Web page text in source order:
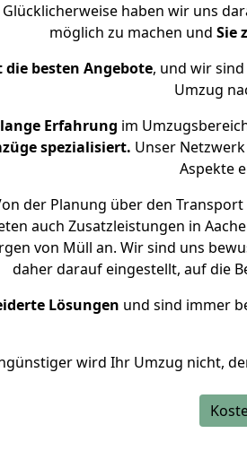
haben wir uns
möglich zu machen und Sie
besten Angebote, und wir
Umzug
Erfahrung im
spezialisiert. Unser
Aspekte
der Planung über den
auch Zusatzleistungen in
von Müll an. Wir sind uns
daher darauf eingestellt, auf die
Lösungen und sind immer
wird Ihr Umzug nicht,